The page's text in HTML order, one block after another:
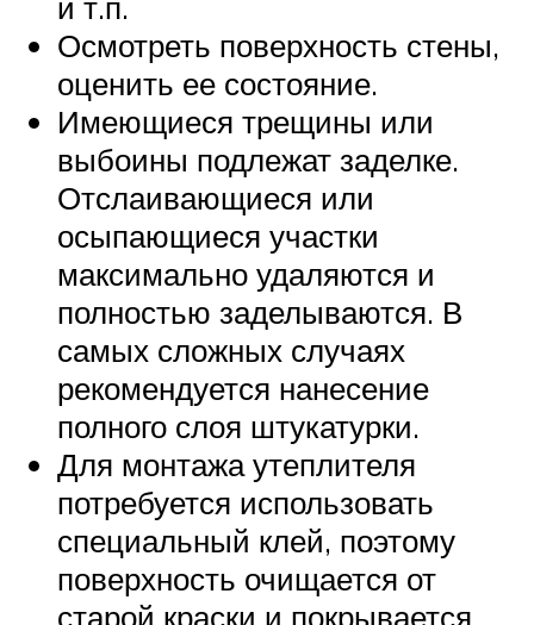
и т.п.
Осмотреть поверхность стены,
оценить ее состояние.
Имеющиеся трещины или
выбоины подлежат заделке.
Отслаивающиеся или
осыпающиеся участки
максимально удаляются и
полностью заделываются. В
самых сложных случаях
рекомендуется нанесение
полного слоя штукатурки.
Для монтажа утеплителя
потребуется использовать
специальный клей, поэтому
поверхность очищается от
старой краски и покрывается